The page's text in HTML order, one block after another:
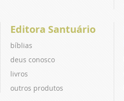
Editora Santuário
bíblias
deus conosco
livros
outros produtos